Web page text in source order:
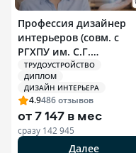
Профессия дизайнер
интерьеров (совм. с
РГХПУ им. С.Г.
Строганова)
ТРУДОУСТРОЙСТВО
ДИПЛОМ
ДИЗАЙН ИНТЕРЬЕРА
4.9486отзывов
от7 147 в мес
сразу 142 945
Далее